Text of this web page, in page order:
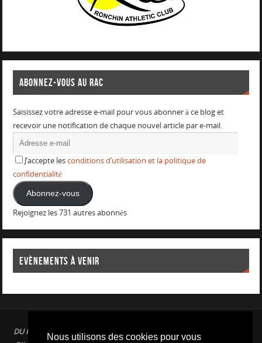
Nous utilisons des cookies pour vous
ABONNEZ-VOUS AU RAC
Saisissez votre adresse e-mail pour vous abonner à ce blog et
recevoir une notification de chaque nouvel article par e-mail.
J’accepte lesconditions d’utilisation et la politique de
confidentialité
Abonnez-vous
Rejoignez les 731 autres abonnés
EVÈNEMENTS À VENIR
DU PLAISIR DANS LE SPORT LOISIR A LA COMPETITION : AQUAGYM /